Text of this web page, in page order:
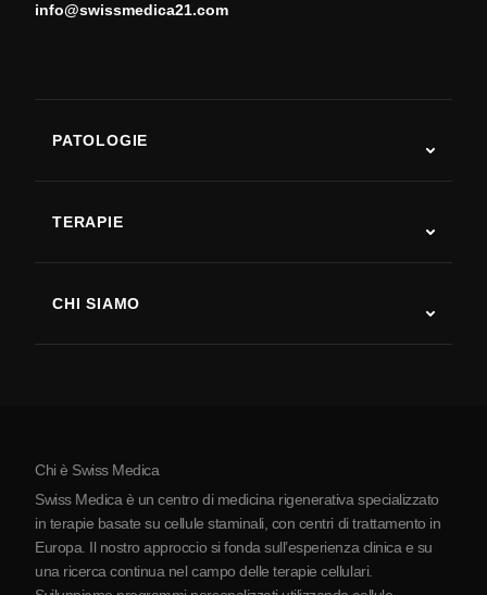
info@swissmedica21.com
PATOLOGIE
Malattia di Parkinson
Artrite
TERAPIE
CHI SIAMO
La Serbia
Partnership
Chi è Swiss Medica
Swiss Medica è un centro di medicina rigenerativa specializzato
in terapie basate su cellule staminali, con centri di trattamento in
Europa. Il nostro approccio si fonda sull’esperienza clinica e su
una ricerca continua nel campo delle terapie cellulari.